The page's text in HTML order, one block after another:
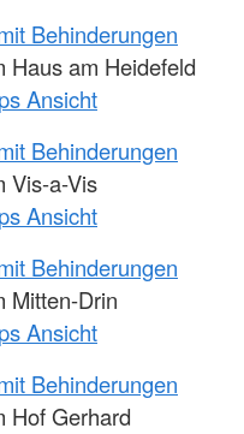
Behinderungen
Haus am Heidefeld
Ansicht
Behinderungen
Vis-a-Vis
Ansicht
Behinderungen
Mitten-Drin
Ansicht
Behinderungen
Hof Gerhard